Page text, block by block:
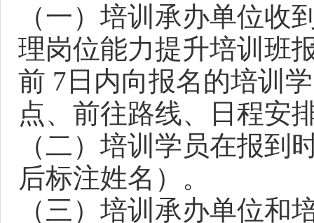
（一）培训承办单位收
理岗位能力提升培训班
前 7日内向报名的培训
点、前往路线、日程安
（二）培训学员在报到
后标注姓名）。
（三）培训承办单位和